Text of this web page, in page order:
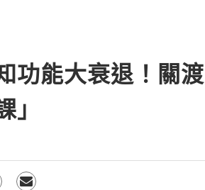
功能大衰退！關渡